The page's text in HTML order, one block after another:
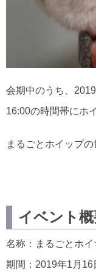
会期中のうち、
16:00の時間帯にホ
まるごとホイップの
イベント
名称：まるごとホ
期間：2019年1月